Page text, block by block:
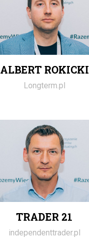
ALBERT ROKICKI
Longterm.pl
TRADER 21
independenttrader.pl